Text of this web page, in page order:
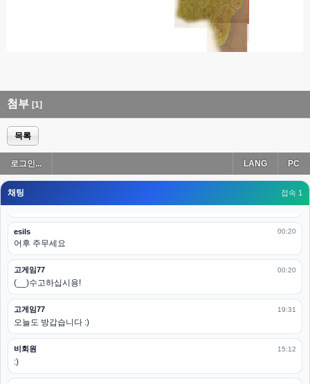
첨부 [1]
목록
로그인... PC
LANG
채팅 접속 1
이게 db 접속자수로 잡는형태로 해서 그런가 ;;
아 이제 2로 돌아왔군요
esils 00:19
다 펼쳐두면 너무길어서 ..
esils 00:19
모바일로 보는데도 좀 불편하더라구요
고게임77 00:19
아 ㅋㅋ 내일도 심심하면 들리겠습니다. 벌써 12시가 넘었었네요
esils 00:20
어후 주무세요
고게임77 00:20
(__)수고하십시용!
고게임77 19:31
오늘도 방갑습니다 :)
비회원 15:12
:)